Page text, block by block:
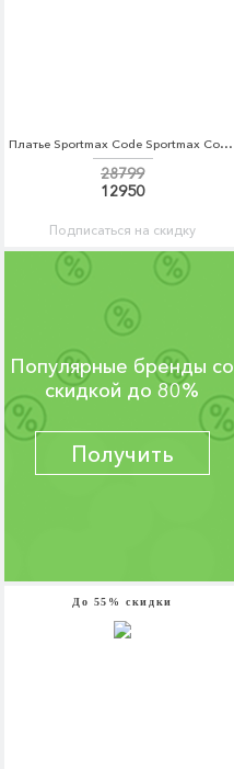
Платье Sportmax Code Sportmax Code SP027EWADRZ9
28799
12950
Подписаться на скидку
Популярные бренды со
скидкой до 80%
Получить
До 55% скидки